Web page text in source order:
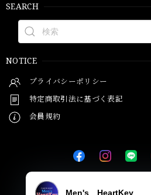
SEARCH
NOTICE
プライバシーポリシー
特定商取引法に基づく表記
会員規約
© Men's